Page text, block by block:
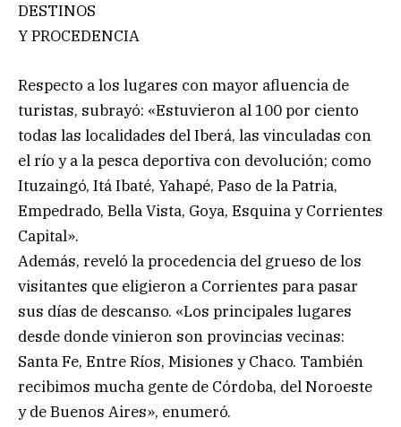
DESTINOS
Y PROCEDENCIA
Respecto a los lugares con mayor afluencia de
turistas, subrayó: «Estuvieron al 100 por ciento
todas las localidades del Iberá, las vinculadas con
el río y a la pesca deportiva con devolución; como
Ituzaingó, Itá Ibaté, Yahapé, Paso de la Patria,
Empedrado, Bella Vista, Goya, Esquina y Corrientes
Capital».
Además, reveló la procedencia del grueso de los
visitantes que eligieron a Corrientes para pasar
sus días de descanso. «Los principales lugares
desde donde vinieron son provincias vecinas:
Santa Fe, Entre Ríos, Misiones y Chaco. También
recibimos mucha gente de Córdoba, del Noroeste
y de Buenos Aires», enumeró.